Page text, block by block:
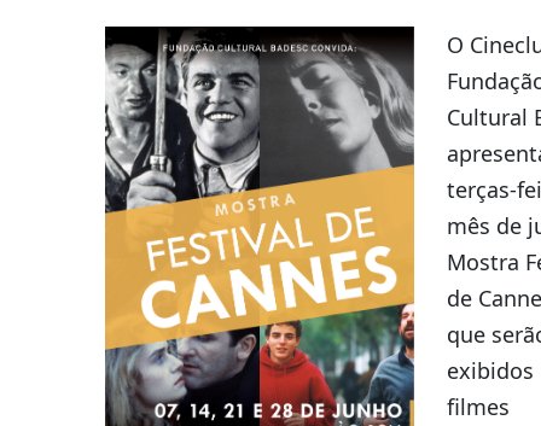
O
Cultural
terças-
mês de
Mostra
de
que
filmes